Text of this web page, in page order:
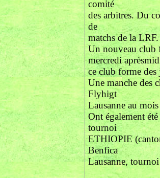
comité
des arbitres. Du
de
matchs de la LRF.
Un nouveau club
mercredi
ce club forme
Une manche des
Flyhigt
Lausanne au
Ont également
tournoi
ETHIOPIE
Benfica
Lausanne,